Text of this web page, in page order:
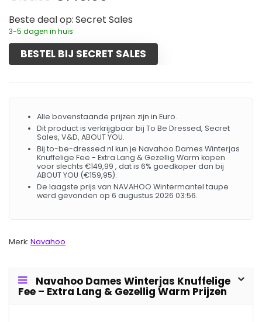
Beste deal op: Secret Sales
3-5 dagen in huis
BESTEL BIJ SECRET SALES
Alle bovenstaande prijzen zijn in Euro.
Dit product is verkrijgbaar bij To Be Dressed, Secret
Sales, V&D, ABOUT YOU.
Bij to-be-dressed.nl kun je Navahoo Dames Winterjas
Knuffelige Fee - Extra Lang & Gezellig Warm kopen
voor slechts €149,99 , dat is 6% goedkoper dan bij
ABOUT YOU (€159,95).
De laagste prijs van NAVAHOO Wintermantel taupe
werd gevonden op 6 augustus 2026 03:56.
Merk: Navahoo
Navahoo Dames Winterjas Knuffelige
Fee – Extra Lang & Gezellig Warm Prijzen